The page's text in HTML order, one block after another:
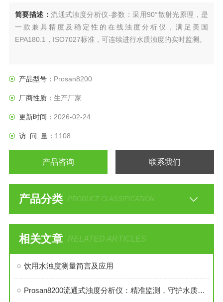
简要描述：流通式浊度分析仪-参数：采用90°散射光原理，是
一款兼具精度及稳定性的在线浊度分析仪，满足美国
EPA180.1，ISO7027标准，可连续进行水质浊度的实时监测。
产品型号： Prosan8200
厂商性质： 生产厂家
更新时间： 2026-02-24
访 问 量： 1108
产品咨询 联系我们
产品分类 PRODUCT CLASSIFICATION
相关文章 RELATED ARTICLES
饮用水浊度测量简言及应用
Prosan8200流通式浊度分析仪：精准监测，守护水质纯净之源